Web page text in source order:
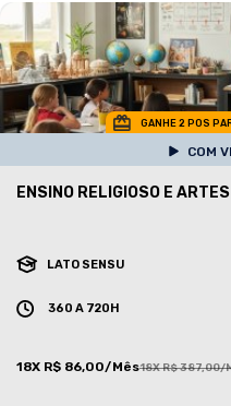
GANHE 2 POS
COM
ENSINO RELIGIOSO E ARTES
LATO SENSU
360 A 720H
18X R$ 86,00/Mês18X R$ 387,00/